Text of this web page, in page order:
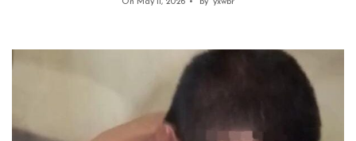
On May 11, 2026 by yxwbr